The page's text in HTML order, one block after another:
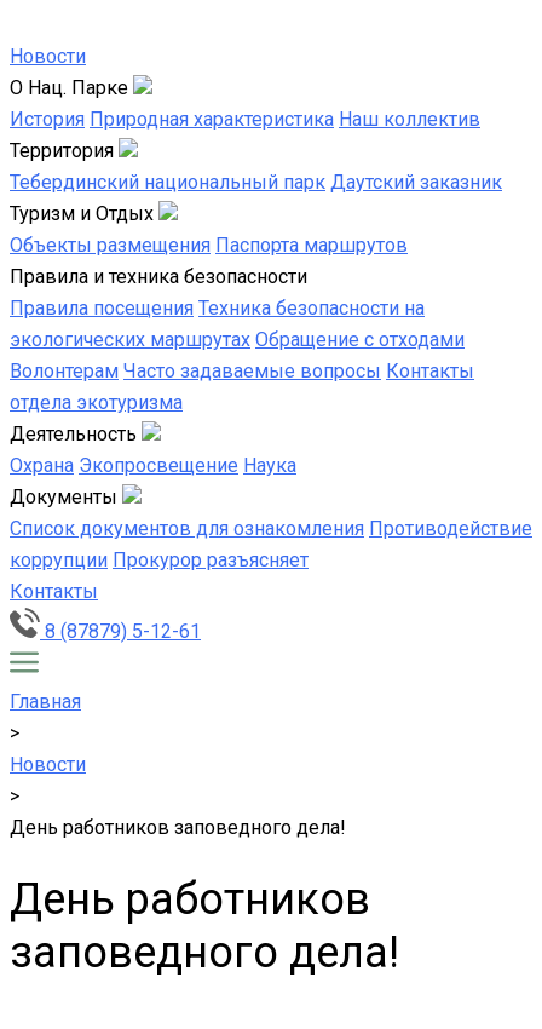
Новости
О Нац. Парке
История Природная характеристика Наш коллектив
Территория
Тебердинский национальный парк Даутский заказник
Туризм и Отдых
Объекты размещения Паспорта маршрутов
Правила и техника безопасности
Правила посещения Техника безопасности на
экологических маршрутах Обращение с отходами
Волонтерам Часто задаваемые вопросы Контакты
отдела экотуризма
Деятельность
Охрана Экопросвещение Наука
Документы
Список документов для ознакомления Противодействие
коррупции Прокурор разъясняет
Контакты
8 (87879) 5-12-61
Главная
>
Новости
>
День работников заповедного дела!
День работников
заповедного дела!